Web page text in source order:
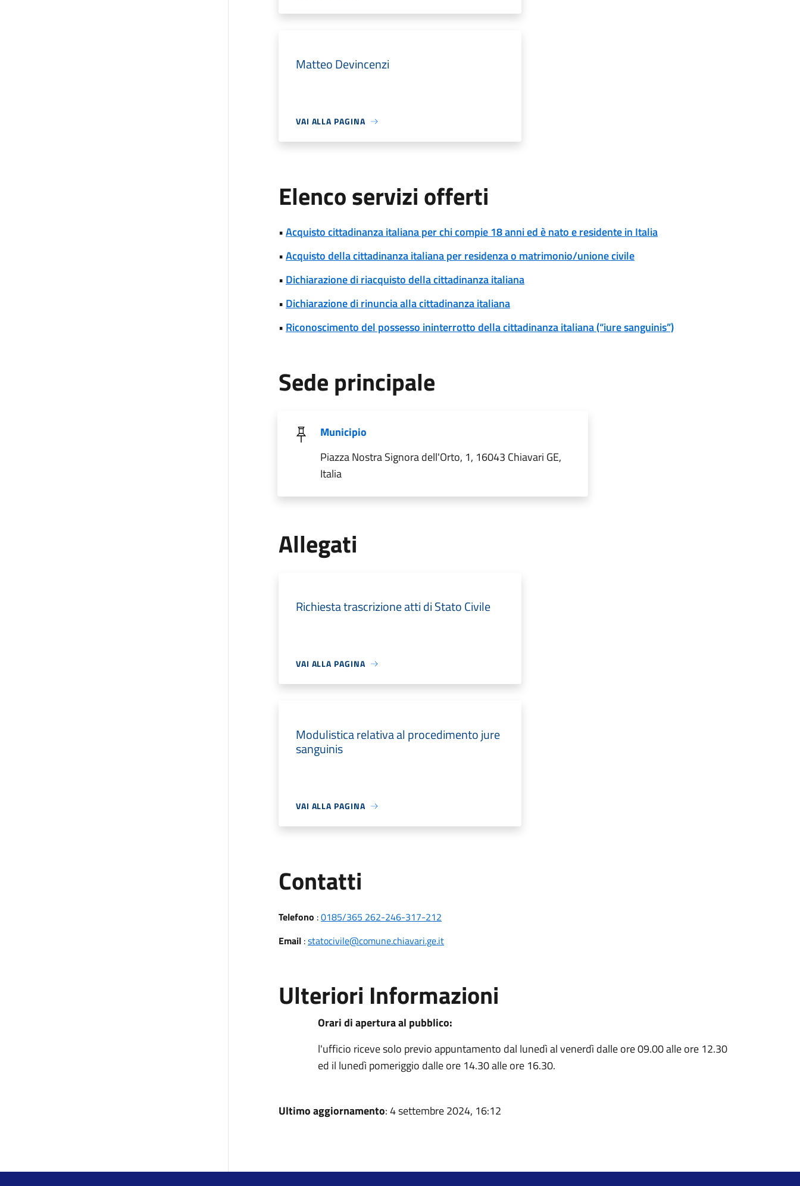
Matteo Devincenzi
VAI ALLA PAGINA
Elenco servizi offerti
•Acquisto cittadinanza italiana per chi compie 18 anni ed è nato e residente in Italia
•Acquisto della cittadinanza italiana per residenza o matrimonio/unione civile
• Dichiarazione di riacquisto della cittadinanza italiana
• Dichiarazione di rinuncia alla cittadinanza italiana
• Riconoscimento del possesso ininterrotto della cittadinanza italiana (“iure sanguinis”)
Sede principale
Municipio
Piazza Nostra Signora dell'Orto, 1, 16043 Chiavari GE,
Italia
Allegati
Richiesta trascrizione atti di Stato Civile
VAI ALLA PAGINA
Modulistica relativa al procedimento jure
sanguinis
VAI ALLA PAGINA
Contatti
Telefono :0185/365 262-246-317-212
Email:statocivile@comune.chiavari.ge.it
Ulteriori Informazioni
Orari di apertura al pubblico:
l'ufficio riceve solo previo appuntamento dal lunedì al venerdì dalle ore 09.00 alle ore 12.30
ed il lunedì pomeriggio dalle ore 14.30 alle ore 16.30.
Ultimo aggiornamento: 4 settembre 2024, 16:12